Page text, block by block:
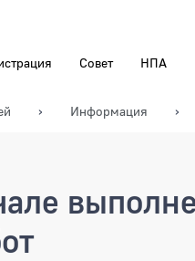
Совет НПА
Информация